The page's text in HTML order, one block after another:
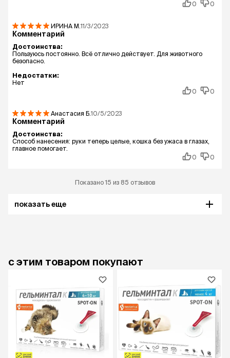
0
0
ИРИНА М.11/3/2023
Комментарий
Достоинства:
Пользуюсь постоянно. Всё отлично действует. Для животного
безопасно.
Недостатки:
Нет
0
0
Анастасия Б.10/5/2023
Комментарий
Достоинства:
Способ нанесения: руки теперь целые, кошка без ужаса в глазах,
главное помогает.
0
0
Показано 15 из 85 отзывов
показать еще
с этим товаром покупают